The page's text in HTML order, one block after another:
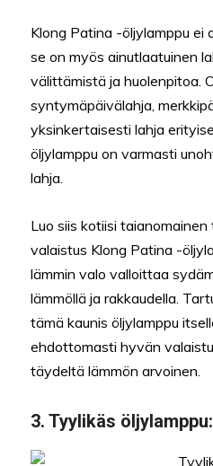
Klong Patina -öljylamppu ei
se on myös ainutlaatuinen
välittämistä ja huolenpitoa.
syntymäpäivälahja,
yksinkertaisesti lahja
öljylamppu on varmasti
lahja.
Luo siis kotiisi
valaistus Klong Patina -
lämmin valo valloittaa
lämmöllä ja rakkaudella.
tämä kaunis öljylamppu
ehdottomasti hyvän
täydeltä lämmön arvoinen.
3. Tyylikäs öljylamppu: